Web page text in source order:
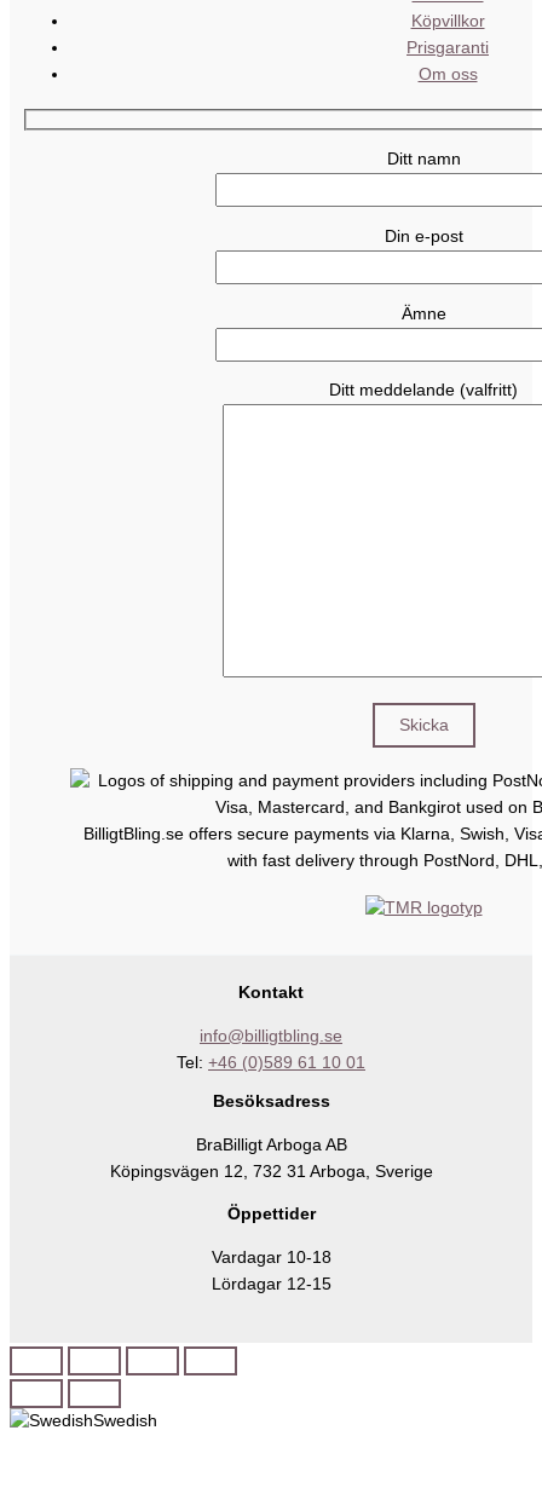
Köpvillkor
Prisgaranti
Om oss
Ditt namn
Din e-post
Ämne
Ditt meddelande (valfritt)
BilligtBling.se offers secure payments via Klarna, Swish,
with fast delivery through PostNord,
Kontakt
info@billigtbling.se
Tel: +46 (0)589 61 10 01
Besöksadress
BraBilligt Arboga AB
Köpingsvägen 12, 732 31 Arboga, Sverige
Öppettider
Vardagar 10-18
Lördagar 12-15
Swedish